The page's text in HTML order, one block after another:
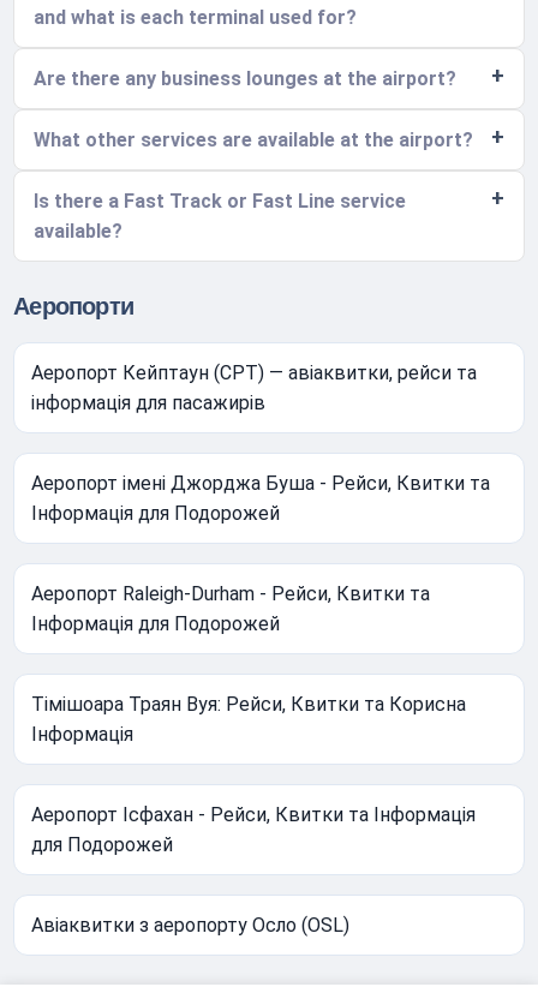
and what is each terminal used for?
Are there any business lounges at the airport?
What other services are available at the airport?
Is there a Fast Track or Fast Line service
available?
Аеропорти
Аеропорт Кейптаун (CPT) — авіаквитки, рейси та
інформація для пасажирів
Аеропорт імені Джорджа Буша - Рейси, Квитки та
Інформація для Подорожей
Аеропорт Raleigh-Durham - Рейси, Квитки та
Інформація для Подорожей
Тімішоара Траян Вуя: Рейси, Квитки та Корисна
Інформація
Аеропорт Ісфахан - Рейси, Квитки та Інформація
для Подорожей
Авіаквитки з аеропорту Осло (OSL)